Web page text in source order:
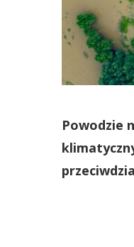
Powodzie